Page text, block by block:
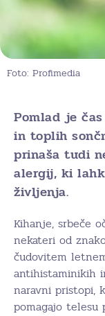
Foto: Profimedia
Pomlad je
in toplih
prinaša tudi
alergij, ki
življenja.
Kihanje, srbeče
nekateri od
čudovitem
antihistaminikih
naravni pristopi,
pomagajo telesu